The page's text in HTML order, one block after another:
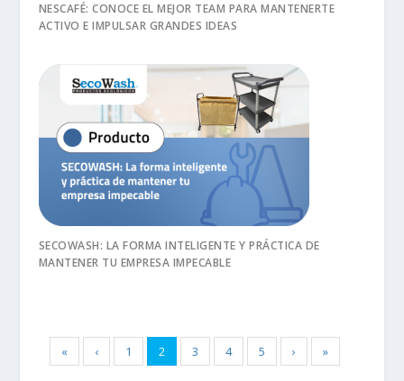
NESCAFÉ: CONOCE EL MEJOR TEAM PARA MANTENERTE
ACTIVO E IMPULSAR GRANDES IDEAS
SECOWASH: LA FORMA INTELIGENTE Y PRÁCTICA DE
MANTENER TU EMPRESA IMPECABLE
« ‹ 1 2 3 4 5 › »